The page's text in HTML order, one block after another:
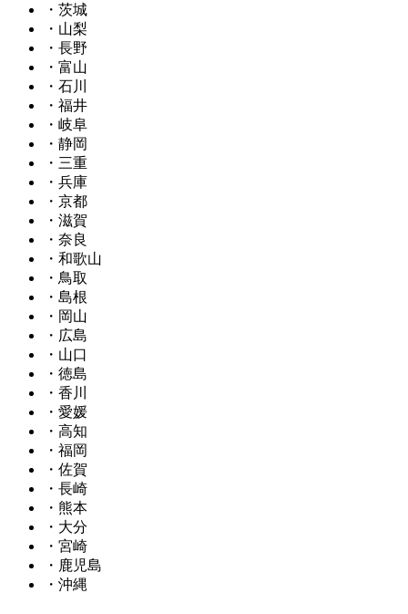
・茨城
・山梨
・長野
・富山
・石川
・福井
・岐阜
・静岡
・三重
・兵庫
・京都
・滋賀
・奈良
・和歌山
・鳥取
・島根
・岡山
・広島
・山口
・徳島
・香川
・愛媛
・高知
・福岡
・佐賀
・長崎
・熊本
・大分
・宮崎
・鹿児島
・沖縄